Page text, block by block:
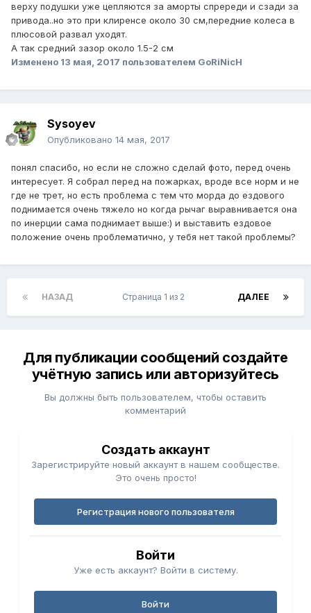
верху подушки уже цепляются за аморты спререди и сзади за
привода..но это при клиренсе около 30 см,передние колеса в
плюсовой развал уходят.
А так средний зазор около 1.5-2 см
Изменено 13 мая, 2017 пользователем GoRiNicH
Sysoyev
Опубликовано 14 мая, 2017
понял спасибо, но если не сложно сделай фото, перед очень
интересует. Я собрал перед на пожарках, вроде все норм и не
где не трет, но есть проблема с тем что морда до ездового
поднимается очень тяжело но когда рычаг выравнивается она
по инерции сама поднимает выше:) и выставить ездовое
положение очень проблематично, у тебя нет такой проблемы?
НАЗАД ДАЛЕЕ
Страница 1 из 2
Для публикации сообщений создайте
учётную запись или авторизуйтесь
Вы должны быть пользователем, чтобы оставить
комментарий
Создать аккаунт
Зарегистрируйте новый аккаунт в нашем сообществе.
Это очень просто!
Регистрация нового пользователя
Войти
Уже есть аккаунт? Войти в систему.
Войти